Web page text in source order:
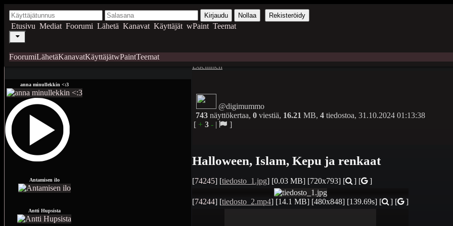
Kirjaudu Nollaa Rekisteröidy
Etusivu Mediat Foorumi Lähetä Kanavat Käyttäjät wPaint Teemat
FoorumiLähetäKanavatKäyttäjätwPaintTeemat
anna minullekkin <:3
Antamisen ilo
Antti Hupsista
Edellinen
@digimummo
743 näyttökertaa, 0 viestiä, 16.21 MB, 4 tiedostoa, 31.10.2024 01:13:38
[ + 3 - | ]
Halloween, Islam, Kepu ja renkaat
[74245] [tiedosto_1.jpg] [0.03 MB] [720x793] [ ] [ ]
[74244] [tiedosto_2.mp4] [14.1 MB] [480x848] [139.69s] [ ] [ ]